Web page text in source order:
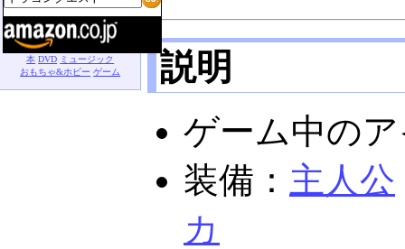
説明
ゲーム中の
装備： 主人公
カ
本 DVD ミュージック
おもちゃ&ホビー ゲーム